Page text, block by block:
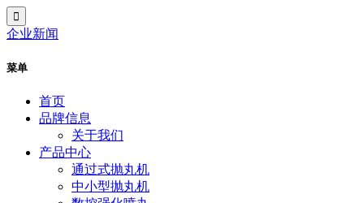
企业新闻
菜单
首页
品牌信息
关于我们
产品中心
通过式抛丸机
中小型抛丸机